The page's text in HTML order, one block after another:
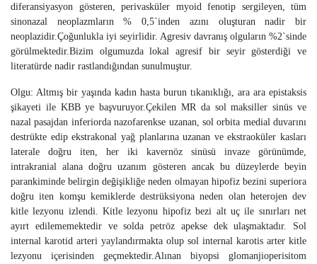
diferansiyasyon gösteren, perivasküler myoid fenotip sergileyen, tüm
sinonazal neoplazmların % 0,5`inden azını oluşturan nadir bir
neoplazidir.Çoğunlukla iyi seyirlidir. Agresiv davranış olguların %2`sinde
görülmektedir.Bizim olgumuzda lokal agresif bir seyir gösterdiği ve
literatürde nadir rastlandığından sunulmuştur.
Olgu: Altmış bir yaşında kadın hasta burun tıkanıklığı, ara ara epistaksis
şikayeti ile KBB ye başvuruyor.Çekilen MR da sol maksiller sinüs ve
nazal pasajdan inferiorda nazofarenkse uzanan, sol orbita medial duvarını
destrükte edip ekstrakonal yağ planlarına uzanan ve ekstraoküler kasları
laterale doğru iten, her iki kavernöz sinüsü invaze görünümde,
intrakranial alana doğru uzanım gösteren ancak bu düzeylerde beyin
parankiminde belirgin değişikliğe neden olmayan hipofiz bezini superiora
doğru iten komşu kemiklerde destrüksiyona neden olan heterojen dev
kitle lezyonu izlendi. Kitle lezyonu hipofiz bezi alt uç ile sınırları net
ayırt edilememektedir ve solda petröz apekse dek ulaşmaktadır. Sol
internal karotid arteri yaylandırmakta olup sol internal karotis arter kitle
lezyonu içerisinden geçmektedir.Alınan biyopsi glomanjioperisitom